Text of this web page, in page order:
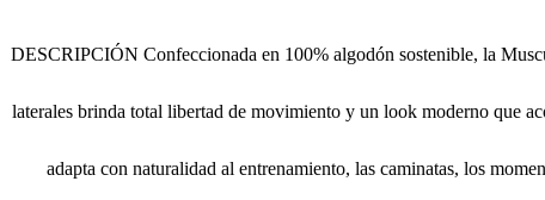
DESCRIPCIÓN Confeccionada en 100% algodón sostenible, la
laterales brinda total libertad de movimiento y un look moderno que
adapta con naturalidad al entrenamiento, las caminatas, los